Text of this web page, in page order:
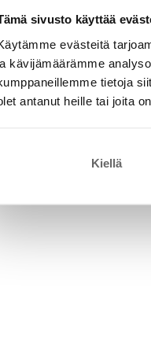
sivusto käyttää
evästeitä
kävijämäärämme
tietoja
antanut heille tai joita
Kiellä